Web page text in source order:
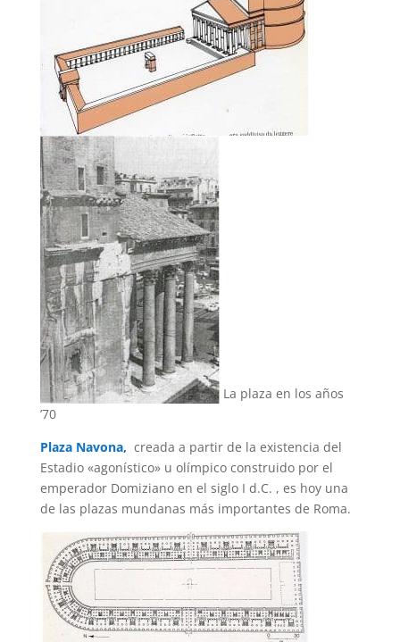
La plaza en los años
’70
Plaza Navona, creada a partir de la existencia del
Estadio «agonístico» u olímpico construido por el
emperador Domiziano en el siglo I d.C. , es hoy una
de las plazas mundanas más importantes de Roma.